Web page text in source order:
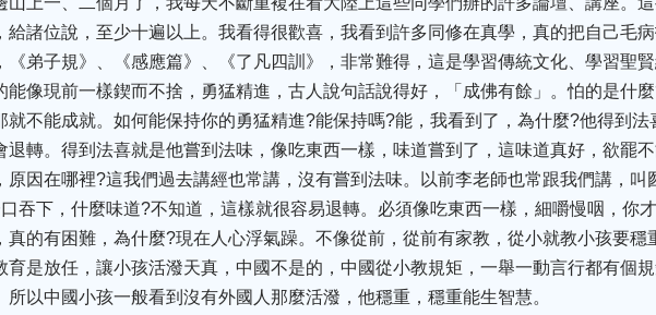
給諸位說，至少十遍以上。我看得很歡喜，我看到許多同修在真學，真的把自己毛
《弟子規》、《感應篇》、《了凡四訓》，非常難得，這是學習傳統文化、學習聖
能像現前一樣鍥而不捨，勇猛精進，古人說句話說得好，「成佛有餘」。怕的是什
就不能成就。如何能保持你的勇猛精進?能保持嗎?能，我看到了，為什麼?他得到法
退轉。得到法喜就是他嘗到法味，像吃東西一樣，味道嘗到了，這味道真好，欲罷
原因在哪裡?這我們過去講經也常講，沒有嘗到法味。以前李老師也常跟我們講，叫
吞下，什麼味道?不知道，這樣就很容易退轉。必須像吃東西一樣，細嚼慢咽，你
真的有困難，為什麼?現在人心浮氣躁。不像從前，從前有家教，從小就教小孩要穩
育是放任，讓小孩活潑天真，中國不是的，中國從小教規矩，一舉一動言行都有個
所以中國小孩一般看到沒有外國人那麼活潑，他穩重，穩重能生智慧。